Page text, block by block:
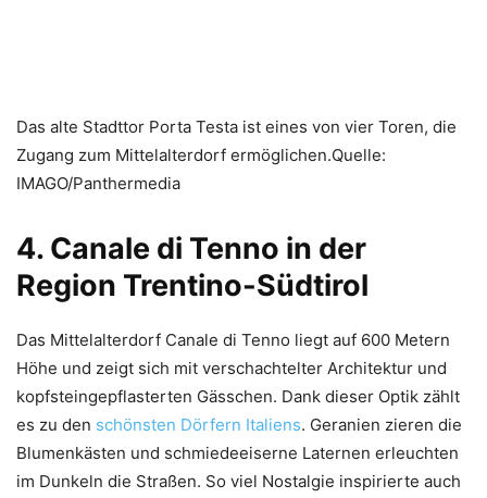
Das alte Stadttor Porta Testa ist eines von vier Toren, die
Zugang zum Mittelalterdorf ermöglichen.Quelle:
IMAGO/Panthermedia
4. Canale di Tenno in der
Region Trentino-Südtirol
Das Mittelalterdorf Canale di Tenno liegt auf 600 Metern
Höhe und zeigt sich mit verschachtelter Architektur und
kopfsteingepflasterten Gässchen. Dank dieser Optik zählt
es zu den schönsten Dörfern Italiens. Geranien zieren die
Blumenkästen und schmiedeeiserne Laternen erleuchten
im Dunkeln die Straßen. So viel Nostalgie inspirierte auch